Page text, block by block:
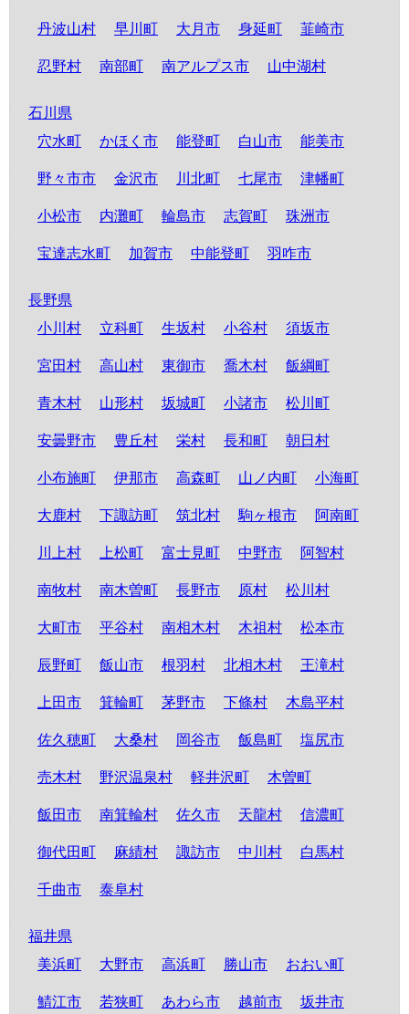
丹波山村 早川町 大月市 身延町 韮崎市
忍野村 南部町 南アルプス市 山中湖村
石川県
穴水町
かほく市 能登町 白山市 能美市
野々市市 金沢市 川北町 七尾市 津幡町
小松市 内灘町 輪島市 志賀町 珠洲市
宝達志水町 加賀市 中能登町 羽咋市
長野県
小川村
立科町 生坂村 小谷村 須坂市
宮田村 高山村 東御市 喬木村 飯綱町
青木村 山形村 坂城町 小諸市 松川町
安曇野市 豊丘村 栄村 長和町 朝日村
小布施町 伊那市 高森町 山ノ内町 小海町
大鹿村 下諏訪町 筑北村 駒ヶ根市 阿南町
川上村 上松町 富士見町 中野市 阿智村
南牧村 南木曽町 長野市 原村 松川村
大町市 平谷村 南相木村 木祖村 松本市
辰野町 飯山市 根羽村 北相木村 王滝村
上田市 箕輪町 茅野市 下條村 木島平村
佐久穂町 大桑村 岡谷市 飯島町 塩尻市
売木村 野沢温泉村 軽井沢町 木曽町
飯田市 南箕輪村 佐久市 天龍村 信濃町
御代田町 麻績村 諏訪市 中川村 白馬村
千曲市 泰阜村
福井県
美浜町
大野市 高浜町 勝山市 おおい町
鯖江市 若狭町 あわら市 越前市 坂井市